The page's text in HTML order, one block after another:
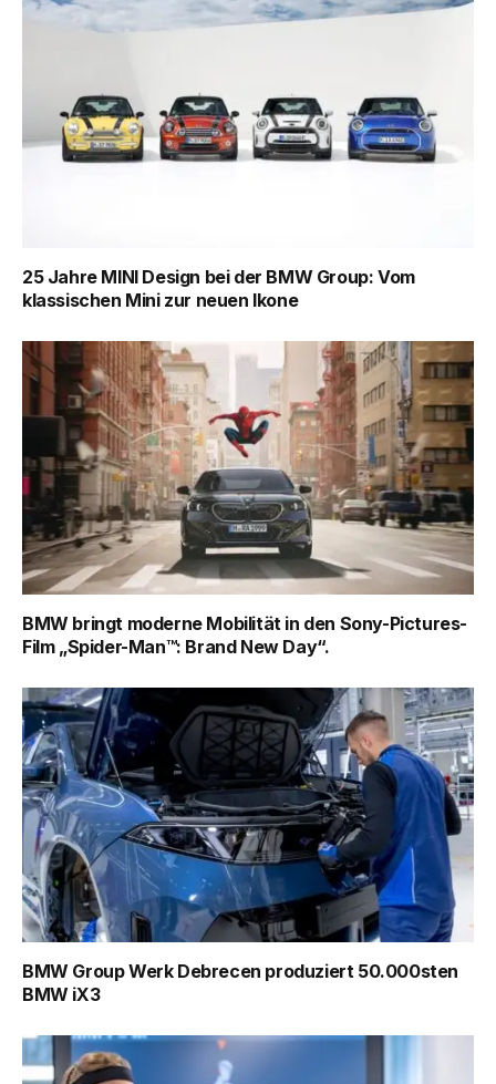
25 Jahre MINI Design bei der BMW Group: Vom
klassischen Mini zur neuen Ikone
BMW bringt moderne Mobilität in den Sony-Pictures-
Film „Spider-Man™: Brand New Day“.
BMW Group Werk Debrecen produziert 50.000sten
BMW iX3